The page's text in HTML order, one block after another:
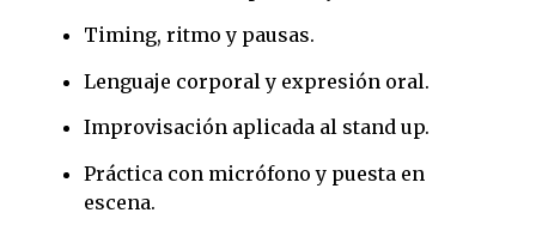
Timing, ritmo y pausas.
Lenguaje corporal y expresión oral.
Improvisación aplicada al stand up.
Práctica con micrófono y puesta en
escena.